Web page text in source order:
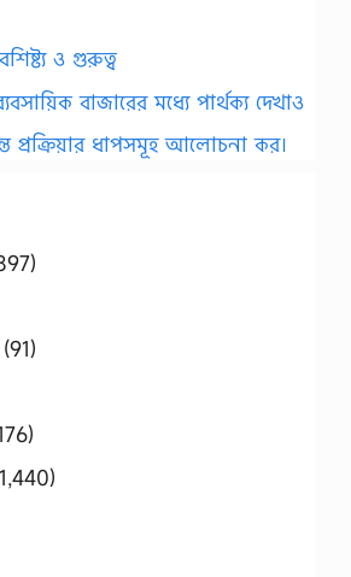
ও গুরুত্ব
বাজারের মধ্যে পার্থক্য দেখাও
প্রক্রিয়ার ধাপসমূহ আলোচনা কর।
(91)